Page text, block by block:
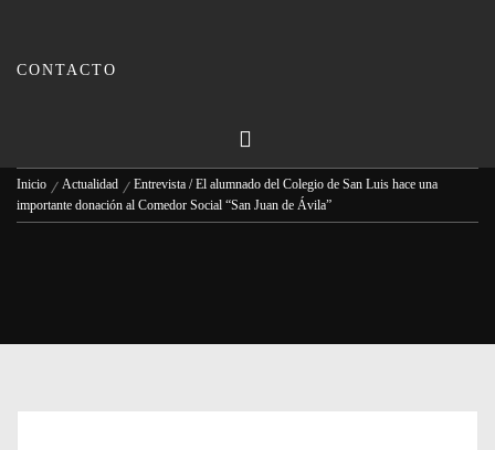
CONTACTO
Social “San Juan de Ávila”
Carmina Leiva
Inicio Actualidad
Entrevista / El alumnado del Colegio de San Luis hace una
importante donación al Comedor Social “San Juan de Ávila”